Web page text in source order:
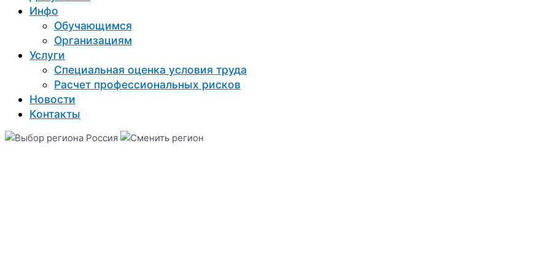
Инфо
Обучающимся
Организациям
Услуги
Специальная оценка условия труда
Расчет профессиональных рисков
Новости
Контакты
Россия